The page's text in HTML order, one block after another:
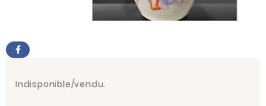
Indisponible/vendu.